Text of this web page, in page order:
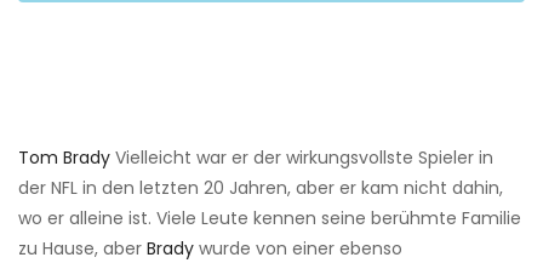
Tom Brady Vielleicht war er der wirkungsvollste Spieler in
der NFL in den letzten 20 Jahren, aber er kam nicht dahin,
wo er alleine ist. Viele Leute kennen seine berühmte Familie
zu Hause, aber Brady wurde von einer ebenso